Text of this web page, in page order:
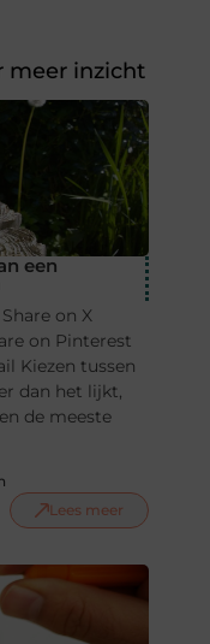
meer inzicht
een
on X
on Pinterest
Kiezen tussen
dan het lijkt,
de meeste
Lees meer